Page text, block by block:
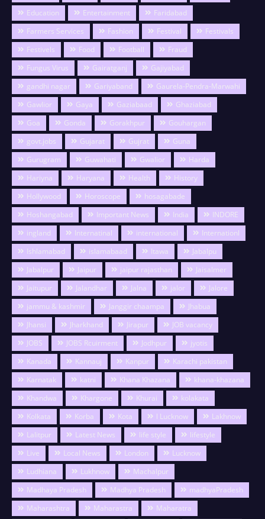
Education
Entertainment
Faridabad
Farmers Services
Fashion Festival
Festivals
Festivels
Food Football
Fraud
Fungus Virus
Gairatganj
Gajiyabad
gandhi nagar
Gariyaband
Gaurela-Pendra-Marwahi
Gawlior
Gaya Gaziabaad
Ghaziabad
Goa
Gonda Gorakhpur
Gouhargan
govt.jobs
Gujarat Gujrat
Guna
Gurugram
Guwahati Gwalior
Harda
Hariyna
Haryana Health
History
Hollywood
Horoscope
hosagabade
Hoshangabad
Important News India
INDORE
ingland
Internatinal international
Internationl
Ishlamabad
islamabaad Itawa
Jabalpu
Jabalpur
Jaipur jaipur rajasthan
Jaisalmer
Jaitupur
Jalandhar Jalna jalor
Jalore
jammu & kashmir
Janggir chaampa
Jhabua
Jhansi
Jharkhand Jirapur
JOB vacancy
JOBS
JOBS Rcuirment Jodhpur
jyotis
Kanada
Kannauj Kanpur
Karachi pakistan
Karnatak
katni Khana Khazana
khana-khazana
Khandwa
Khargone Khurai
kolakata
Kolkata
Korba Kota l Lucknow
Lakhnow
Lalitpur
Latest News life style
lifestyle
Live
Local News London
Lucknow
Ludhiana
Lukhnow
Machalpur
Madhaya Pradesh
Madhya Pradesh
madhyaPradesh
Maharashtra
Maharastra
Maharatra